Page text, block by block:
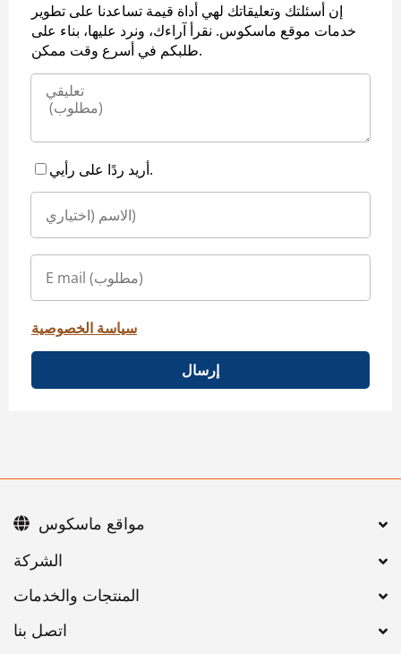
إن أسئلتك وتعليقاتك لهي أداة قيمة تساعدنا على تطوير
خدمات موقع ماسكوس. نقرأ آراءك، ونرد عليها، بناء على
طلبكم في أسرع وقت ممكن.
أريد ردًا على رأيي.
سياسة الخصوصية
إرسال
اتصل بنا
مواقع ماسكوس